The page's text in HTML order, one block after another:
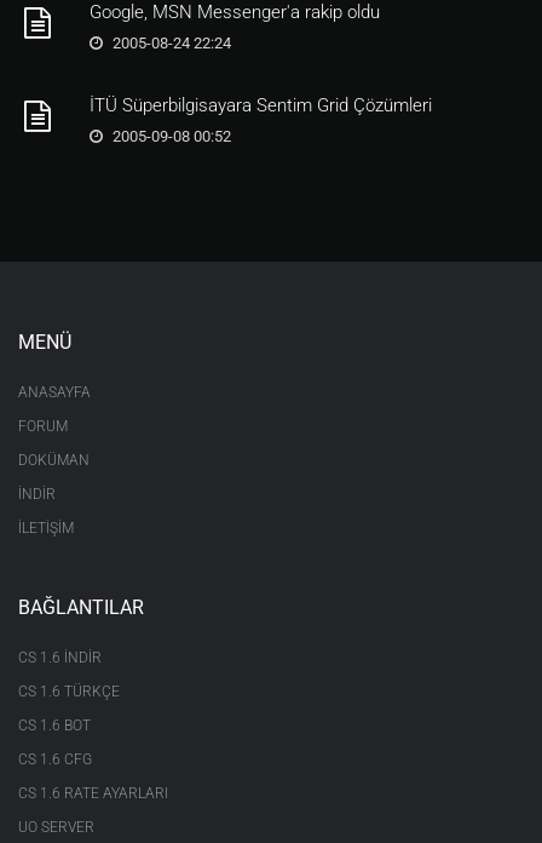
Google, MSN Messenger'a rakip oldu
2005-08-24 22:24
İTÜ Süperbilgisayara Sentim Grid Çözümleri
2005-09-08 00:52
MENÜ
ANASAYFA
FORUM
DOKÜMAN
İNDİR
İLETİŞİM
BAĞLANTILAR
CS 1.6 INDIR
CS 1.6 TÜRKÇE
CS 1.6 BOT
CS 1.6 CFG
CS 1.6 RATE AYARLARI
UO SERVER